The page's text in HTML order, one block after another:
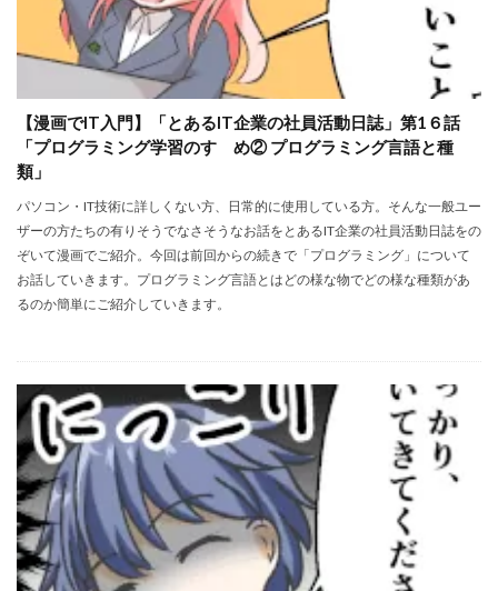
【漫画でIT入門】「とあるIT企業の社員活動日誌」第1６話
「プログラミング学習のすゝめ② プログラミング言語と種
類」
パソコン・IT技術に詳しくない方、日常的に使用している方。そんな一般ユー
ザーの方たちの有りそうでなさそうなお話をとあるIT企業の社員活動日誌をの
ぞいて漫画でご紹介。今回は前回からの続きで「プログラミング」について
お話していきます。プログラミング言語とはどの様な物でどの様な種類があ
るのか簡単にご紹介していきます。